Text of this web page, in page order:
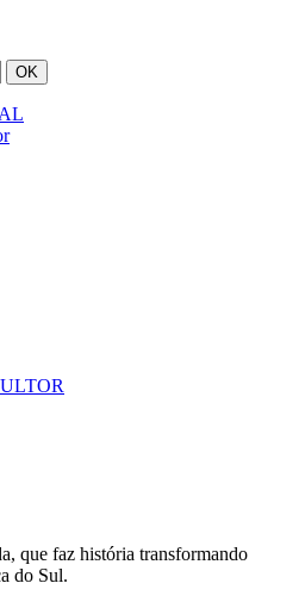
OK
que faz história transformando
do Sul.